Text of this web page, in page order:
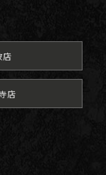
店
店